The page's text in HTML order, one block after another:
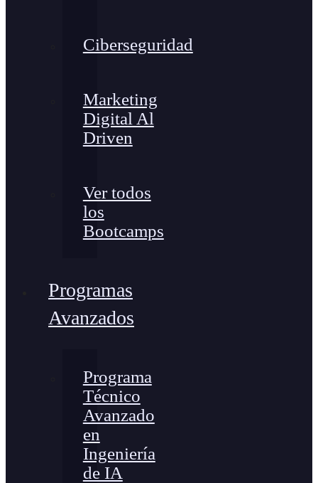
Ciberseguridad
Marketing
Digital Al
Driven
Ver todos
los
Bootcamps
Programas
Avanzados
Programa
Técnico
Avanzado
en
Ingeniería
de IA